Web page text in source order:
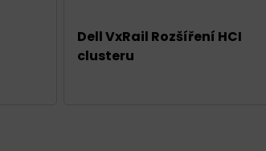
Dell VxRail Rozšíření HCI
clusteru